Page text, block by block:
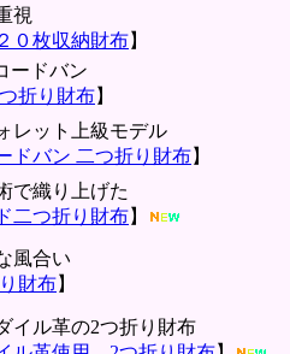
視
０枚収納財布】
ードバン
折り財布】
レット上級モデル
ドバン 二つ折り財布】
で織り上げた
二つ折り財布】
風合い
財布】
イル革の2つ折り財布